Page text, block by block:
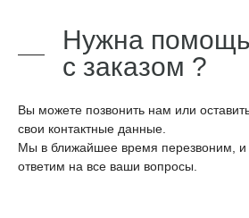
Нужна помощь
с заказом ?
Вы можете позвонить нам или
свои контактные данные.
Мы в ближайшее время перезвоним, и
ответим на все ваши вопросы.